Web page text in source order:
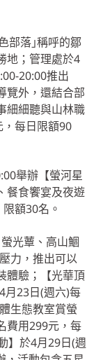
部落｣稱呼的鄒
地；管理處於4
20:00推出
覽外，還結合部
細細聽與山林職
每日限額90
舉辦【螢河星
餐食饗宴及夜遊
額30名。
光蕈、高山鯝
力，推出可以
體驗；【光華頂
月23日(週六)每
生態教室賞螢
費用299元，每
】於4月29日(週